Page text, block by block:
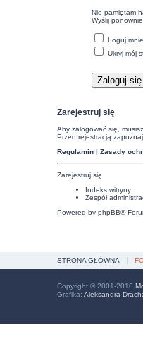
Nie pamiętam
Wyślij
Loguj
Ukryj mój
Zarejestruj się
Aby zalogować się,
Przed rejestracją
Regulamin| Zasady
Zarejestruj się
Indeks witryny
Zespół
Powered by phpBB®
STRONA GŁÓWNA
Copyright © 2001-2010
Grafika: Aleksandra